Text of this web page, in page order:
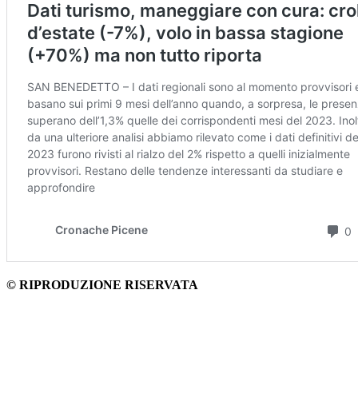
© RIPRODUZIONE RISERVATA